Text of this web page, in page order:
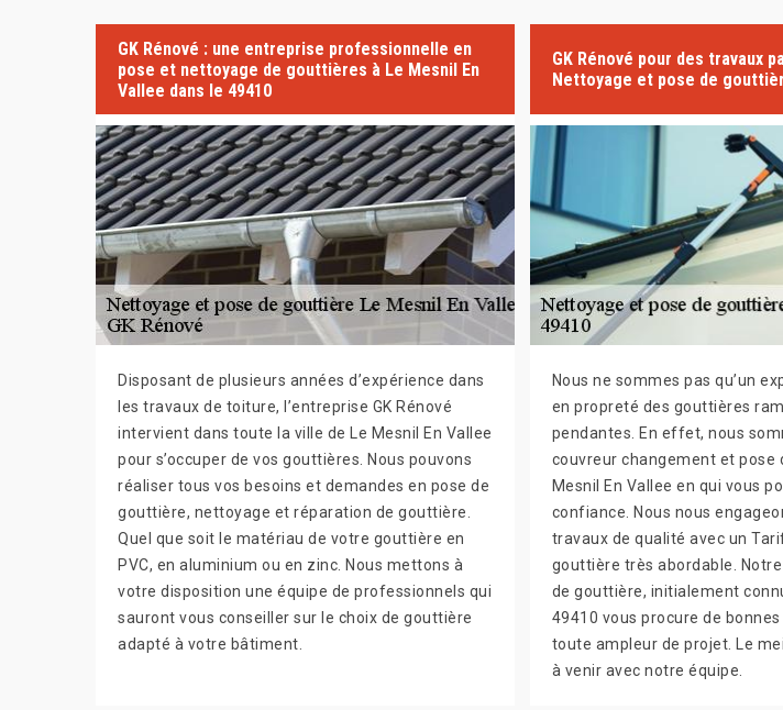
GK Rénové : une entreprise professionnelle en
pose et nettoyage de gouttières à Le Mesnil En
Vallee dans le 49410
Disposant de plusieurs années d’expérience dans
les travaux de toiture, l’entreprise GK Rénové
intervient dans toute la ville de Le Mesnil En Vallee
pour s’occuper de vos gouttières. Nous pouvons
réaliser tous vos besoins et demandes en pose de
gouttière, nettoyage et réparation de gouttière.
Quel que soit le matériau de votre gouttière en
PVC, en aluminium ou en zinc. Nous mettons à
votre disposition une équipe de professionnels qui
sauront vous conseiller sur le choix de gouttière
adapté à votre bâtiment.
GK Rénové pour des travaux
Nettoyage et pose de
Nous ne sommes pas qu’un
en propreté des gouttières
pendantes. En effet, nous
couvreur changement et pose
Mesnil En Vallee en qui vous
confiance. Nous nous
travaux de qualité avec un
gouttière très abordable.
de gouttière, initialement
49410 vous procure de
toute ampleur de projet. Le
à venir avec notre équipe.